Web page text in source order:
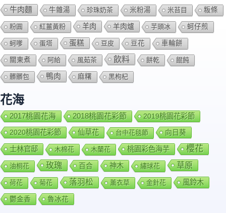
牛肉麵 牛雜湯 珍珠奶茶 米粉湯 米苔目 粄條
粉圓 紅薑黃粉 羊肉 羊肉爐 芋頭冰 蚵仔煎
蚵嗲 蛋塔 蛋糕 豆皮 豆花 車輪餅
關東煮 阿給 風茹茶 飲料 餅乾 餛飩
髒髒包 鴨肉 麻糬 黑枸杞
花海
2017桃園花海 2018桃園花彩節
2019桃園花彩節
2020桃園花彩節
仙草花 台中花毯節 向日葵
士林官邸 木棉花 木蘭花 桃園彩色海芋 櫻花
油桐花 玫瑰 百合 神木 繡球花 草原
荷花 菊花 落羽松 薰衣草 金針花 風鈴木
鬱金香 魯冰花